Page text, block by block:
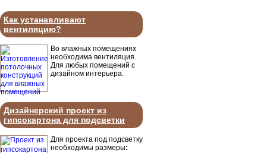
Как устанавливают
вентиляцию?
Во влажных помещениях
необходима вентиляция.
Для любых помещений с
дизайном интерьера.
Дизайнерский проект из
гипсокартона для подсветки
Для проекта под подсветку
необходимы размеры: